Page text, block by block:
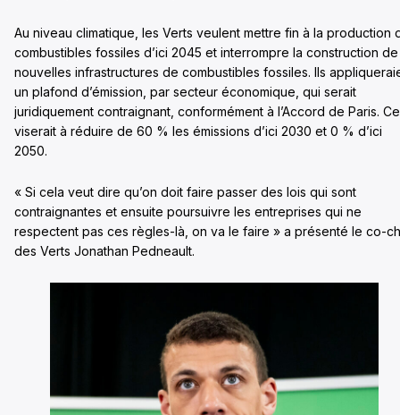
Au niveau climatique, les Verts veulent mettre fin à la production
combustibles fossiles d’ici 2045 et interrompre la construction de
nouvelles infrastructures de combustibles fossiles. Ils
un plafond d’émission, par secteur économique, qui serait
juridiquement contraignant, conformément à l’Accord de Paris.
viserait à réduire de 60 % les émissions d’ici 2030 et 0 % d’ici
2050.
« Si cela veut dire qu’on doit faire passer des lois qui sont
contraignantes et ensuite poursuivre les entreprises qui ne
respectent pas ces règles-là, on va le faire » a présenté le co-
des Verts Jonathan Pedneault.